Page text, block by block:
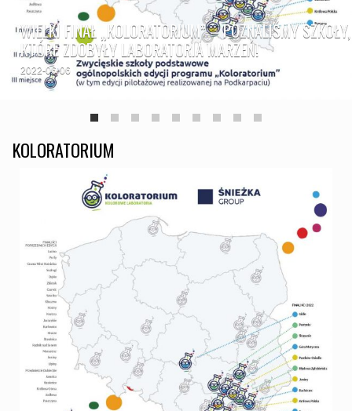
WIELKI FINAŁ „KOLORATORIUM” – POZNALIŚMY SZKOŁY,
KTÓRE ZDOBYŁY LABORATORIA MARZEŃ!
2022-06-06
KOLORATORIUM